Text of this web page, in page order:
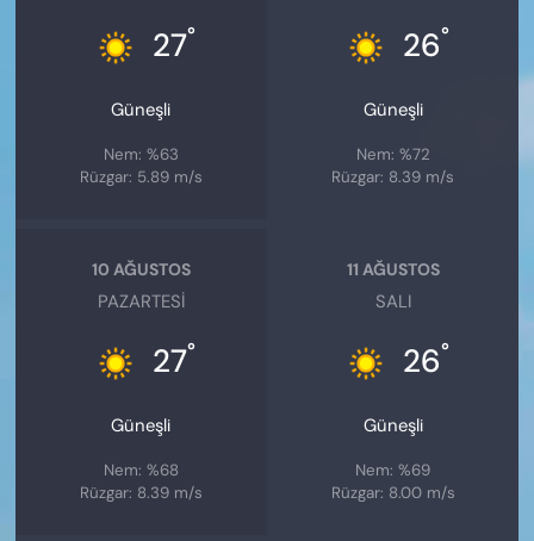
27°
Güneşli
Nem: %63
Rüzgar: 5.89 m/s
26°
Güneşli
Nem: %72
Rüzgar: 8.39 m/s
10 AĞUSTOS
PAZARTESI
27°
Güneşli
Nem: %68
Rüzgar: 8.39 m/s
11 AĞUSTOS
SALI
26°
Güneşli
Nem: %69
Rüzgar: 8.00 m/s